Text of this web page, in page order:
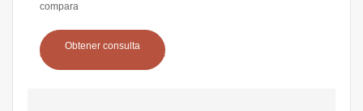
compara
Obtener consulta